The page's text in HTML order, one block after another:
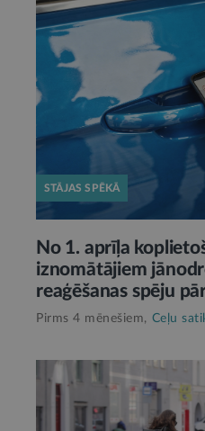
STĀJAS SPĒKĀ
No 1. aprīļa
iznomātājiem
reaģēšanas spēju
Pirms 4 mēnešiem, Ceļu